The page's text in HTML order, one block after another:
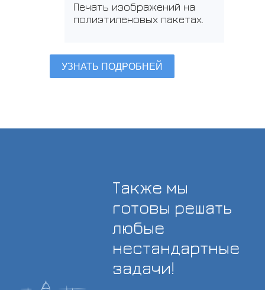
Печать изображений на
полиэтиленовых пакетах.
УЗНАТЬ ПОДРОБНЕЙ
Также мы
готовы решать
любые
нестандартные
задачи!